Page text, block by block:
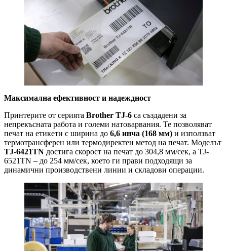
Максимална ефективност и надеждност
Принтерите от серията Brother TJ-6 са създадени за
непрекъсната работа и големи натоварвания. Те позволяват
печат на етикети с ширина до 6,6 инча (168 мм) и използват
термотрансферен или термодиректен метод на печат. Моделът
TJ-6421TN достига скорост на печат до 304,8 мм/сек, а TJ-
6521TN – до 254 мм/сек, което ги прави подходящи за
динамични производствени линии и складови операции.